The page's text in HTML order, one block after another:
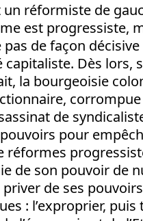
un réformiste de
est progressiste,
pas de façon
Dès lors,
la bourgeoisie
de
pour
réformes
de son pouvoir de
de ses
: l’exproprier,